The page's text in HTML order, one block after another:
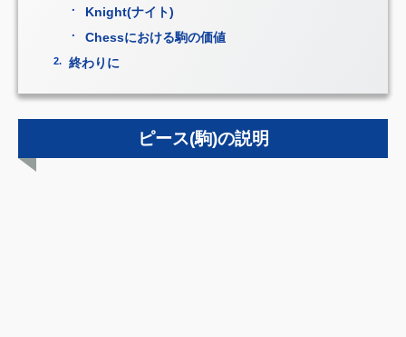
Knight(ナイト)
Chessにおける駒の価値
終わりに
ピース(駒)の説明